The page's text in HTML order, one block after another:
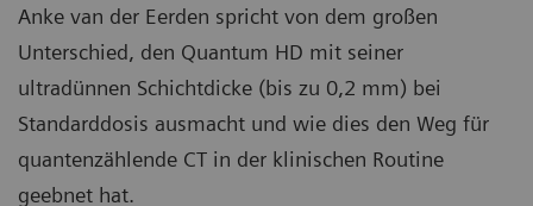
Anke van der Eerden spricht von dem großen
Unterschied, den Quantum HD mit seiner
ultradünnen Schichtdicke (bis zu 0,2 mm) bei
Standarddosis ausmacht und wie dies den Weg für
quantenzählende CT in der klinischen Routine
geebnet hat.